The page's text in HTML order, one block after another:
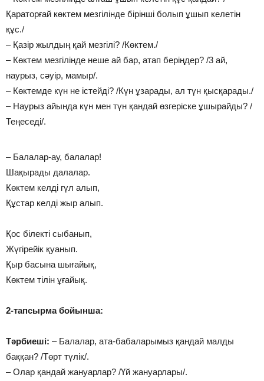
Қараторғай көктем мезгілінде бірінші болып ұшып келетін
құс./
– Қазір жылдың қай мезгілі? /Көктем./
– Көктем мезгілінде неше ай бар, атап беріңдер? /3 ай,
наурыз, сәуір, мамыр/.
– Көктемде күн не істейді? /Күн ұзарады, ал түн қысқарады./
– Наурыз айында күн мен түн қандай өзгеріске ұшырайды? /
Теңеседі/.
– Балалар-ау, балалар!
Шақырады далалар.
Көктем келді гүл алып,
Құстар келді жыр алып.
Қос білекті сыбанып,
Жүгірейік қуанып.
Қыр басына шығайық,
Көктем тілін ұғайық.
2-тапсырма бойынша:
Тәрбиеші: – Балалар, ата-бабаларымыз қандай малды
баққан? /Төрт түлік/.
– Олар қандай жануарлар? /Үй жануарлары/.